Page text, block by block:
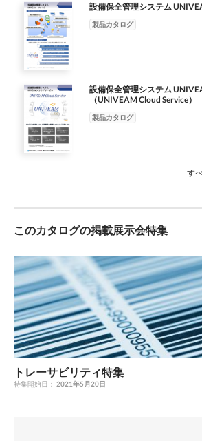
設備保全管理システム
製品カタログ
設備保全管理システム
（UNIVEAM Cloud Service）
製品カタログ
す
このカタログの掲載展示会特集
トレーサビリティ特集
特集開始日： 2021年5月20日